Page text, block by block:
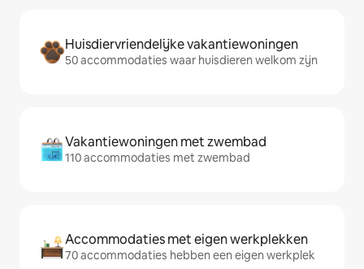
Huisdiervriendelijke vakantiewoningen
50 accommodaties waar huisdieren welkom zijn
Vakantiewoningen met zwembad
110 accommodaties met zwembad
Accommodaties met eigen werkplekken
70 accommodaties hebben een eigen werkplek